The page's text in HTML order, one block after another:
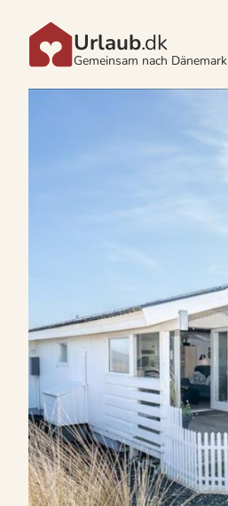
Urlaub.dk
Gemeinsam nach Dänemark